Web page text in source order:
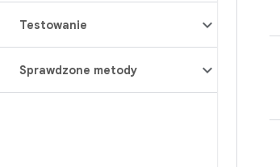
Testowanie
Sprawdzone metody